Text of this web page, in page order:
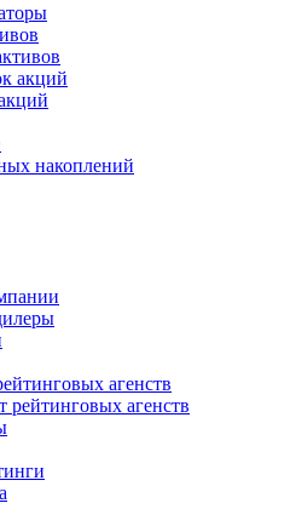
акций
накоплений
агенств
агенств